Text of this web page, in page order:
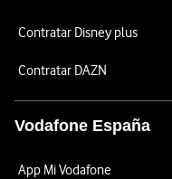
Contratar Disney plus
Contratar DAZN
Vodafone España
App Mi Vodafone